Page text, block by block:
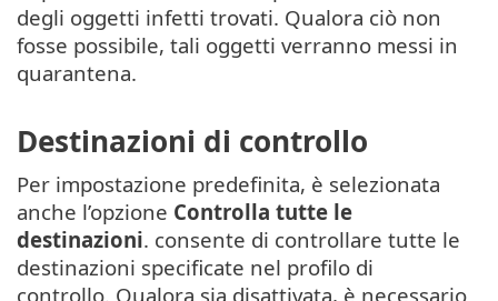
degli oggetti infetti trovati. Qualora ciò non
fosse possibile, tali oggetti verranno messi in
quarantena.
Destinazioni di controllo
Per impostazione predefinita, è selezionata
anche l’opzione Controlla tutte le
destinazioni. consente di controllare tutte le
destinazioni specificate nel profilo di
controllo. Qualora sia disattivata, è necessario